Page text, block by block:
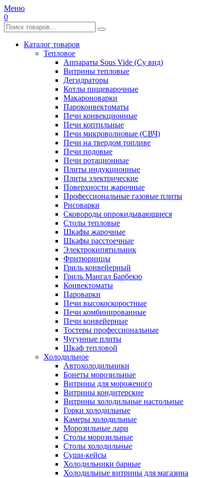
Меню
0
Каталог товаров
Тепловое
Аппараты Sous Vide (Су вид)
Витрины тепловые
Дегидраторы
Котлы пищеварочные
Макароноварки
Пароконвектоматы
Печи конвекционные
Печи коптильные
Печи микроволновые (СВЧ)
Печи на твердом топливе
Печи подовые
Печи ротационные
Плиты индукционные
Плиты электрические
Поверхности жарочные
Профессиональные газовые плиты
Рисоварки
Сковороды опрокидывающиеся
Столы тепловые
Шкафы жарочные
Шкафы расстоечные
Электрокипятильник
Фритюрницы
Гриль конвейерный
Гриль Мангал Барбекю
Конвектоматы
Пароварки
Печи высокоскоростные
Печи комбинированные
Печи конвейерные
Тостеры профессиональные
Чугунные плиты
Шкаф тепловой
Холодильное
Автохолодильники
Бонеты морозильные
Витрины для мороженого
Витрины кондитерские
Витрины холодильные настольные
Горки холодильные
Камеры холодильные
Морозильные лари
Столы морозильные
Столы холодильные
Суши-кейсы
Холодильники барные
Холодильные витрины для магазина